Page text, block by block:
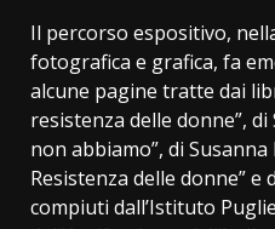
Il percorso espositivo,
fotografica e grafica, fa
alcune pagine tratte dai
resistenza delle donne”,
non abbiamo”, di
Resistenza delle donne” e
compiuti dall’Istituto